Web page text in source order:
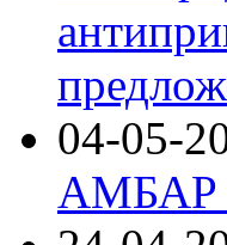
04-05-
АМБАР